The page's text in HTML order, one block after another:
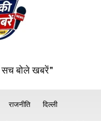
बोले खबरें"
राजनीति दिल्ली